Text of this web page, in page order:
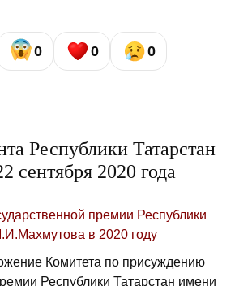
0 0 0
Республики Татарстан
2020 года
премии Республики
в 2020 году
Комитета по присуждению
Республики Татарстан имени